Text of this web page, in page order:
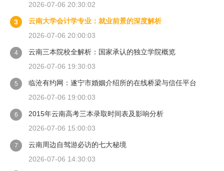
2026-07-06 20:30:02
3
云南大学会计学专业：就业前景的深度解析
2026-07-06 20:00:03
4
云南三本院校全解析：国家承认的独立学院概览
2026-07-06 19:30:03
5
临沧有约网：遂宁市婚姻介绍所的在线桥梁与信任平台
2026-07-06 19:00:03
6
2015年云南高考三本录取时间表及影响分析
2026-07-06 15:00:03
7
云南周边自驾游必访的七大秘境
2026-07-06 14:30:03